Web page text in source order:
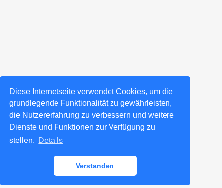
Diese Internetseite verwendet Cookies, um die
grundlegende Funktionalität zu gewährleisten,
die Nutzererfahrung zu verbessern und weitere
Dienste und Funktionen zur Verfügung zu
stellen. Details
Verstanden